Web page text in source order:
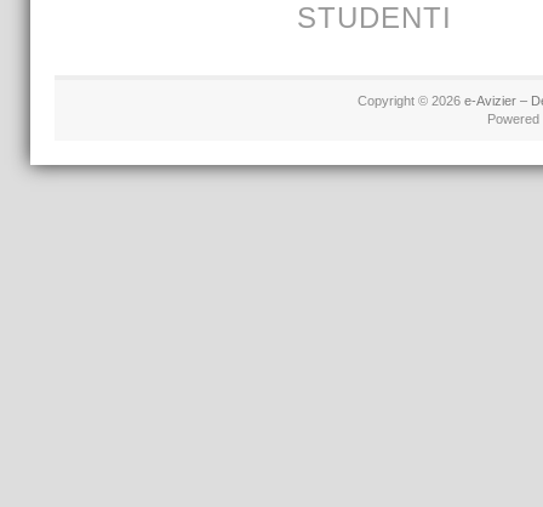
STUDENTI
Copyright © 2026 e-Avizier –